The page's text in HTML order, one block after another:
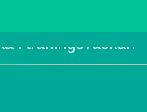
i träningsväskan